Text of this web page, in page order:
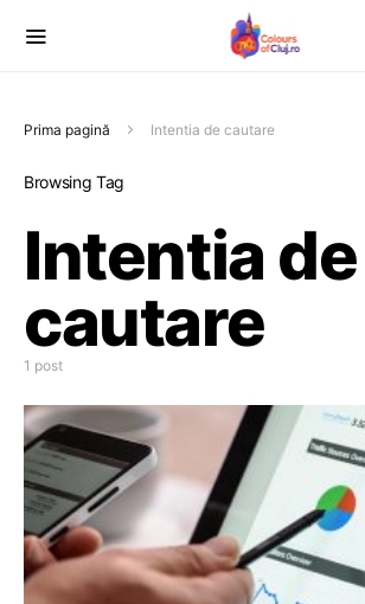
Prima pagină Intentia de cautare
Browsing Tag
Intentia de
cautare
1 post